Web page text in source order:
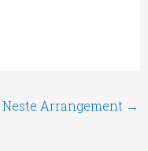
Neste Arrangement →